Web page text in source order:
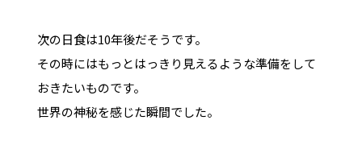
次の日食は10年後だそうです。
その時にはもっとはっきり見えるような準備をして
おきたいものです。
世界の神秘を感じた瞬間でした。